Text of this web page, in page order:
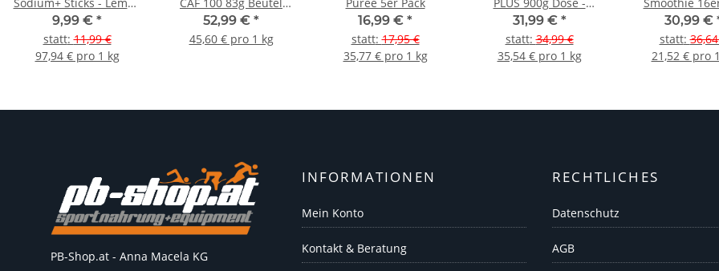
Lime
9,99 € *
statt:11,99 €
97,94 € pro 1 kg
14er Box
52,99 € *
45,60 € pro 1 kg
16,99 € *
statt:17,95 €
35,77 € pro 1 kg
Apfelgeschmack
31,99 € *
statt:34,99 €
35,54 € pro 1 kg
30,99 €
statt:
21,52 € pro
PB-Shop.at - Anna Macela KG
INFORMATIONEN
Mein Konto
Kontakt & Beratung
RECHTLICHES
Datenschutz
AGB